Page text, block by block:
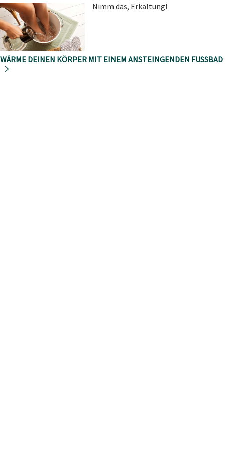
Nimm das, Erkältung!
WÄRME DEINEN KÖRPER MIT EINEM ANSTEINGENDEN FUSSBAD